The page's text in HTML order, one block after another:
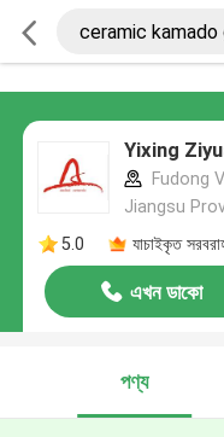
Yixing
Fudong
Jiangsu
5.0
যাচাইকৃত
এখন ডাকো
পণ্য